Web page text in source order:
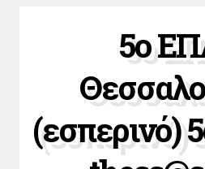
5ο
(εσπερινό)